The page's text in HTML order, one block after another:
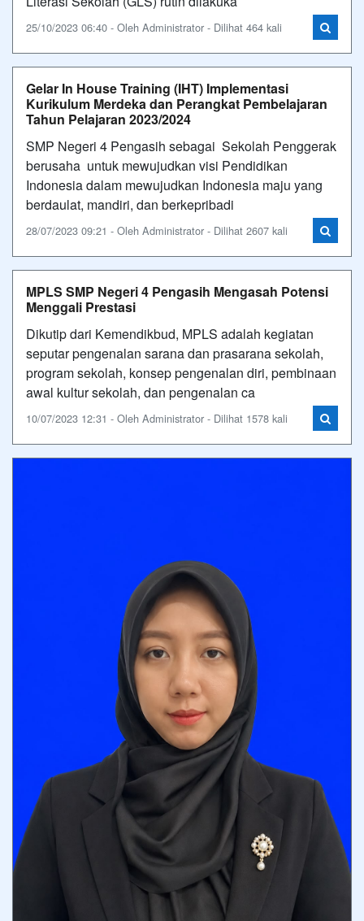
25/10/2023 06:40 - Oleh Administrator - Dilihat 464 kali
Gelar In House Training (IHT) Implementasi
Kurikulum Merdeka dan Perangkat Pembelajaran
Tahun Pelajaran 2023/2024
SMP Negeri 4 Pengasih sebagai Sekolah Penggerak
berusaha untuk mewujudkan visi Pendidikan
Indonesia dalam mewujudkan Indonesia maju yang
berdaulat, mandiri, dan berkepribadi
28/07/2023 09:21 - Oleh Administrator - Dilihat 2607 kali
MPLS SMP Negeri 4 Pengasih Mengasah Potensi
Menggali Prestasi
Dikutip dari Kemendikbud, MPLS adalah kegiatan
seputar pengenalan sarana dan prasarana sekolah,
program sekolah, konsep pengenalan diri, pembinaan
awal kultur sekolah, dan pengenalan ca
10/07/2023 12:31 - Oleh Administrator - Dilihat 1578 kali